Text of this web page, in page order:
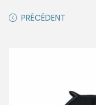
PRÉCÉDENT